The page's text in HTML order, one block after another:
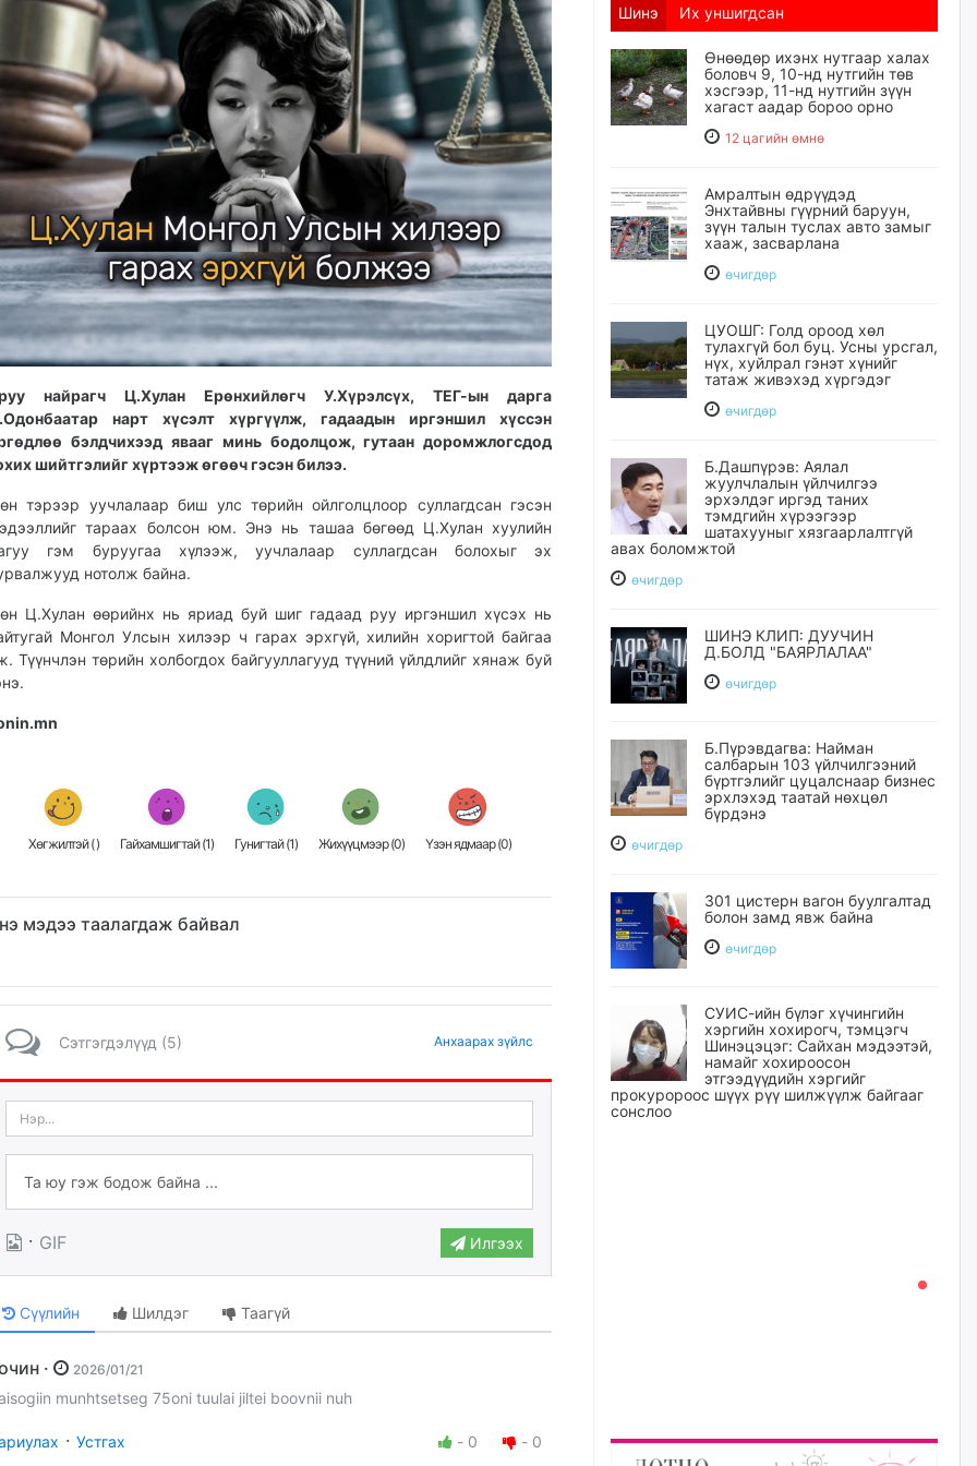
найрагч Ц.Хулан Ерөнхийлөгч У.Хүрэлсүх, ТЕГ-ын дарга
нарт хүсэлт хүргүүлж, гадаадын иргэншил хүссэн
бэлдчихээд явааг минь бодолцож, гутаан доромжлогсдод
шийтгэлийг хүртээж өгөөч гэсэн билээ.
тэрээр уучлалаар биш улс төрийн ойлголцлоор суллагдсан гэсэн
тараах болсон юм. Энэ нь ташаа бөгөөд Ц.Хулан хуулийн
гэм буруугаа хүлээж, уучлалаар суллагдсан болохыг эх
нотолж байна.
Ц.Хулан өөрийнх нь яриад буй шиг гадаад руу иргэншил хүсэх нь
Монгол Улсын хилээр ч гарах эрхгүй, хилийн хоригтой байгаа
Түүнчлэн төрийн холбогдох байгууллагууд түүний үйлдлийг хянаж буй
Хөгжилтэй () Гайхамшигтай (1) Гунигтай (1) Жихүүцмээр (0) Үзэн ядмаар (0)
мэдээ таалагдаж байвал
Сэтгэгдэлүүд (5) Анхаарах зүйлс
· GIF Илгээх
Сүүлийн Шилдэг Таагүй
Зочин · 2026/01/21
munhtsetseg 75oni tuulai jiltei boovnii nuh
· Устгах - 0 - 0
Шинэ Их уншигдсан
Өнөөдөр ихэнх нутгаар халах
боловч 9, 10-нд нутгийн төв
хэсгээр, 11-нд нутгийн зүүн
хагаст аадар бороо орно
12 цагийн өмнө
Амралтын өдрүүдэд
Энхтайвны гүүрний баруун,
зүүн талын туслах авто замыг
хааж, засварлана
өчигдѳр
ЦУОШГ: Голд ороод хөл
тулахгүй бол буц. Усны урсгал,
нүх, хуйлрал гэнэт хүнийг
татаж живэхэд хүргэдэг
өчигдѳр
Б.Дашпүрэв: Аялал
жуулчлалын үйлчилгээ
эрхэлдэг иргэд таних
тэмдгийн хүрээгээр
шатахууныг хязгаарлалтгүй
авах боломжтой
өчигдѳр
ШИНЭ КЛИП: ДУУЧИН
Д.БОЛД "БАЯРЛАЛАА"
өчигдѳр
Б.Пүрэвдагва: Найман
салбарын 103 үйлчилгээний
бүртгэлийг цуцалснаар бизнес
эрхлэхэд таатай нөхцөл
бүрдэнэ
өчигдѳр
301 цистерн вагон буулгалтад
болон замд явж байна
өчигдѳр
СУИС-ийн бүлэг хүчингийн
хэргийн хохирогч, тэмцэгч
Шинэцэцэг: Сайхан мэдээтэй,
намайг хохироосон
этгээдүүдийн хэргийг
прокуророос шүүх рүү шилжүүлж байгааг
сонслоо